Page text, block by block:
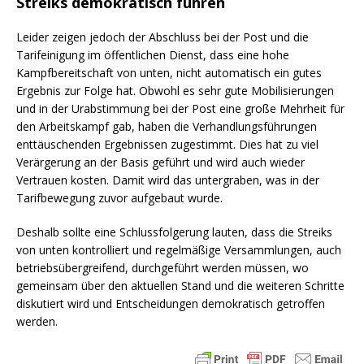
Leider zeigen jedoch der Abschluss bei der Post und die
Tarifeinigung im öffentlichen Dienst, dass eine hohe
Kampfbereitschaft von unten, nicht automatisch ein gutes
Ergebnis zur Folge hat. Obwohl es sehr gute Mobilisierungen
und in der Urabstimmung bei der Post eine große Mehrheit für
den Arbeitskampf gab, haben die Verhandlungsführungen
enttäuschenden Ergebnissen zugestimmt. Dies hat zu viel
Verärgerung an der Basis geführt und wird auch wieder
Vertrauen kosten. Damit wird das untergraben, was in der
Tarifbewegung zuvor aufgebaut wurde.
Deshalb sollte eine Schlussfolgerung lauten, dass die Streiks
von unten kontrolliert und regelmäßige Versammlungen, auch
betriebsübergreifend, durchgeführt werden müssen, wo
gemeinsam über den aktuellen Stand und die weiteren Schritte
diskutiert wird und Entscheidungen demokratisch getroffen
werden.